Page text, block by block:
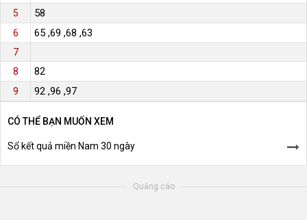
5
58
6 65 ,69 ,68 ,63
7
8
82
9 92 ,96 ,97
CÓ THỂ BẠN MUỐN XEM
Sổ kết quả miền Nam 30 ngày
Quảng cáo